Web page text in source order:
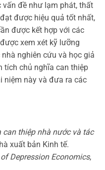
vấn đề như lạm phát, thất
được hiệu quả tốt nhất,
được kết hợp với các
xem xét kỹ lưỡng
nghiên cứu và học giả
tích chủ nghĩa can thiệp
niệm này và đưa ra các
can thiệp nhà nước và tác
xuất bản Kinh tế.
of Depression Economics,